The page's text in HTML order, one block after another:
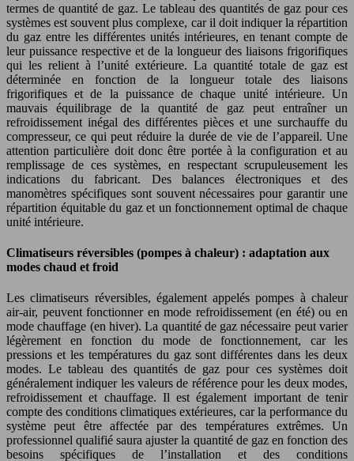
termes de quantité de gaz. Le tableau des quantités de gaz pour ces
systèmes est souvent plus complexe, car il doit indiquer la répartition
du gaz entre les différentes unités intérieures, en tenant compte de
leur puissance respective et de la longueur des liaisons frigorifiques
qui les relient à l’unité extérieure. La quantité totale de gaz est
déterminée en fonction de la longueur totale des liaisons
frigorifiques et de la puissance de chaque unité intérieure. Un
mauvais équilibrage de la quantité de gaz peut entraîner un
refroidissement inégal des différentes pièces et une surchauffe du
compresseur, ce qui peut réduire la durée de vie de l’appareil. Une
attention particulière doit donc être portée à la configuration et au
remplissage de ces systèmes, en respectant scrupuleusement les
indications du fabricant. Des balances électroniques et des
manomètres spécifiques sont souvent nécessaires pour garantir une
répartition équitable du gaz et un fonctionnement optimal de chaque
unité intérieure.
Climatiseurs réversibles (pompes à chaleur) : adaptation aux
modes chaud et froid
Les climatiseurs réversibles, également appelés pompes à chaleur
air-air, peuvent fonctionner en mode refroidissement (en été) ou en
mode chauffage (en hiver). La quantité de gaz nécessaire peut varier
légèrement en fonction du mode de fonctionnement, car les
pressions et les températures du gaz sont différentes dans les deux
modes. Le tableau des quantités de gaz pour ces systèmes doit
généralement indiquer les valeurs de référence pour les deux modes,
refroidissement et chauffage. Il est également important de tenir
compte des conditions climatiques extérieures, car la performance du
système peut être affectée par des températures extrêmes. Un
professionnel qualifié saura ajuster la quantité de gaz en fonction des
besoins spécifiques de l’installation et des conditions